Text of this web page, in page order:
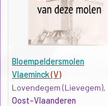
Bloempeldersmolen
Vlaeminck(V)
Lovendegem (Lievegem),
Oost-Vlaanderen